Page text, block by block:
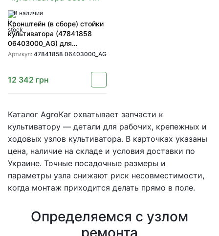
В наличии
Кронштейн (в сборе) стойки
культиватора (47841858
06403000_AG) для
культиватора Case TM
Артикул: 47841858 06403000_AG
12 342 грн
Каталог AgroKar охватывает запчасти к
культиватору — детали для рабочих, крепежных и
ходовых узлов культиватора. В карточках указаны
цена, наличие на складе и условия доставки по
Украине. Точные посадочные размеры и
параметры узла снижают риск несовместимости,
когда монтаж приходится делать прямо в поле.
Определяемся с узлом
ремонта